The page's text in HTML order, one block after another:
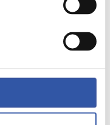
ナー
約締結